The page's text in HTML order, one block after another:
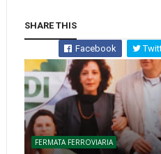
SHARE THIS
Facebook
FERMATA FERROVIARIA